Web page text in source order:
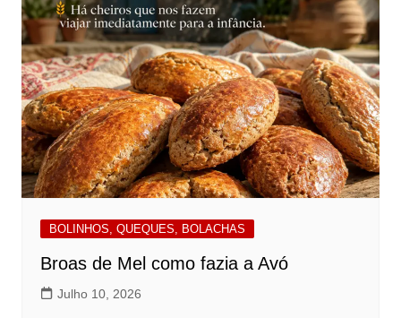
BOLINHOS, QUEQUES, BOLACHAS
Broas de Mel como fazia a Avó
Julho 10, 2026